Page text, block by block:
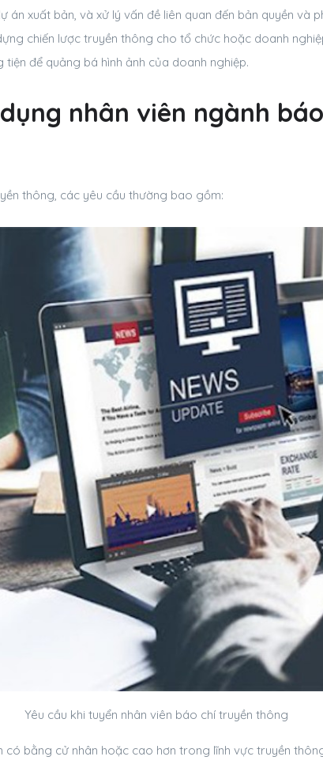
án xuất bản, và xử lý vấn đề liên quan đến bản quyền và
chiến lược truyền thông cho tổ chức hoặc doanh
để quảng bá hình ảnh của doanh nghiệp.
nhân viên ngành
thông, các yêu cầu thường bao gồm:
Yêu cầu khi tuyển nhân viên báo chí truyền thông
có bằng cử nhân hoặc cao hơn trong lĩnh vực truyền